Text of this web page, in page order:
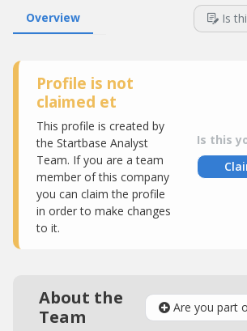
Overview Is
Profile is not
claimed et
This profile is created by
the Startbase Analyst
Team. If you are a team
member of this company
you can claim the profile
in order to make changes
to it.
Is this
About the
Team
Are you part